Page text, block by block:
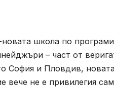
школа по
– част от
София и Пловдив,
вече не е привилегия